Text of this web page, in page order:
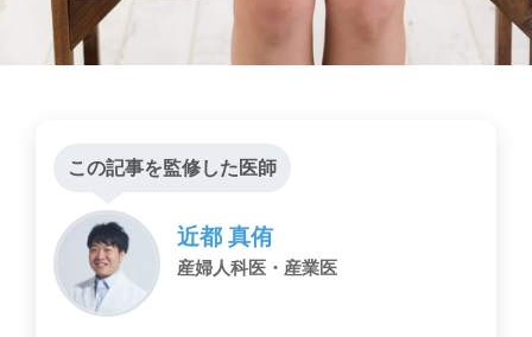
この記事を監修した医師
近都 真侑
産婦人科医・産業医